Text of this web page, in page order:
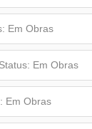
Em Obras
Status: Em Obras
Em Obras